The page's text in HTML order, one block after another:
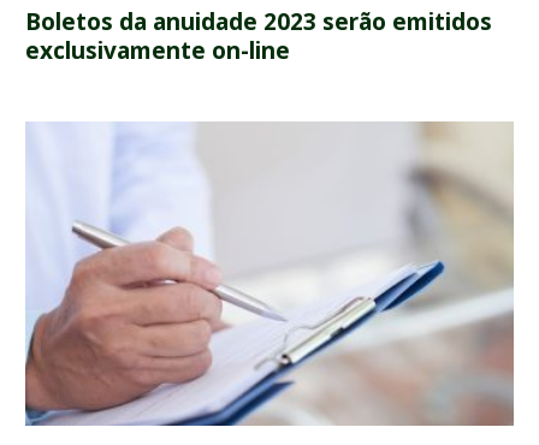
Boletos da anuidade 2023 serão emitidos
exclusivamente on-line